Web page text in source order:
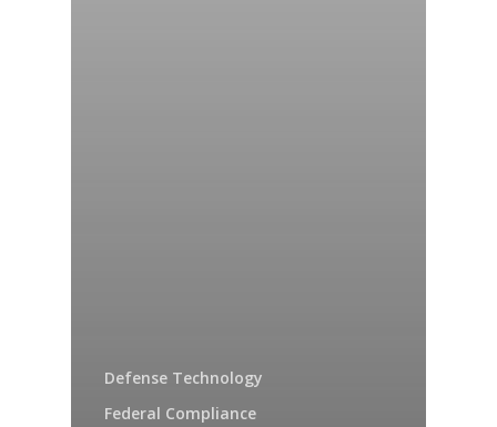
Defense Technology
Federal Compliance